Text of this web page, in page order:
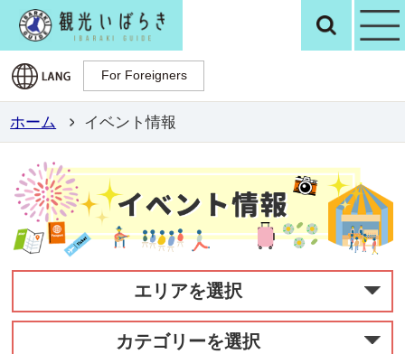
観光いばらき検
For Foreigners
For Foreigners
ホーム イベント情報
エリアを選択
カテゴリーを選択